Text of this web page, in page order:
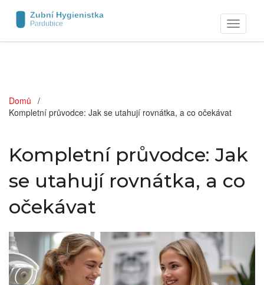
Zobrazit
navigaci
Domů
Kompletní průvodce: Jak se utahují rovnátka, a co očekávat
Kompletní průvodce: Jak
se utahují rovnátka, a co
očekávat